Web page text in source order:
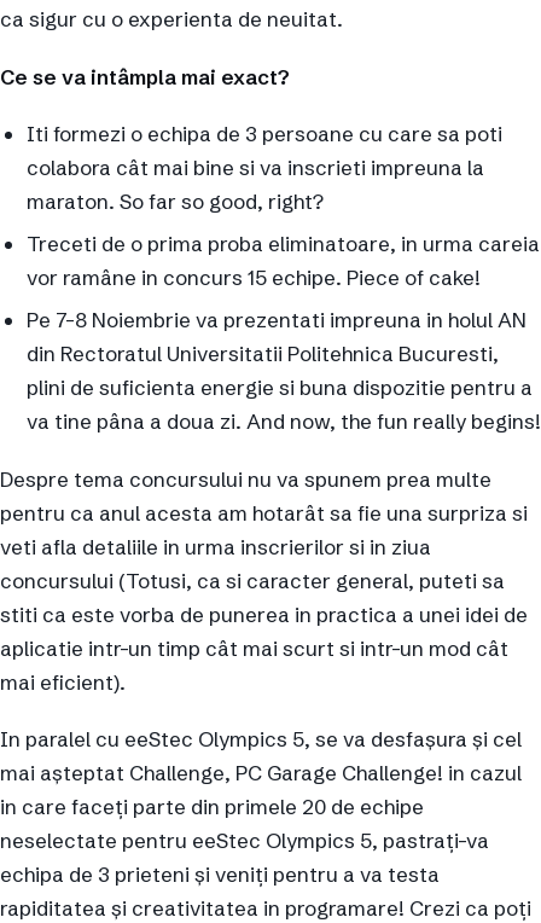
ca sigur cu o experienta de neuitat.
Ce se va intâmpla mai exact?
Iti formezi o echipa de 3 persoane cu care sa poti
colabora cât mai bine si va inscrieti impreuna la
maraton. So far so good, right?
Treceti de o prima proba eliminatoare, in urma careia
vor ramâne in concurs 15 echipe. Piece of cake!
Pe 7-8 Noiembrie va prezentati impreuna in holul AN
din Rectoratul Universitatii Politehnica Bucuresti,
plini de suficienta energie si buna dispozitie pentru a
va tine pâna a doua zi. And now, the fun really begins!
Despre tema concursului nu va spunem prea multe
pentru ca anul acesta am hotarât sa fie una surpriza si
veti afla detaliile in urma inscrierilor si in ziua
concursului (Totusi, ca si caracter general, puteti sa
stiti ca este vorba de punerea in practica a unei idei de
aplicatie intr-un timp cât mai scurt si intr-un mod cât
mai eficient).
In paralel cu eeStec Olympics 5, se va desfașura și cel
mai așteptat Challenge, PC Garage Challenge! in cazul
in care faceți parte din primele 20 de echipe
neselectate pentru eeStec Olympics 5, pastrați-va
echipa de 3 prieteni și veniți pentru a va testa
rapiditatea și creativitatea in programare! Crezi ca poți